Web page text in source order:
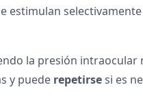
estimulan
la presión intraocular
y puede repetirsesi es